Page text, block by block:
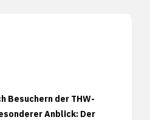
Besuchern der THW-
Anblick: Der